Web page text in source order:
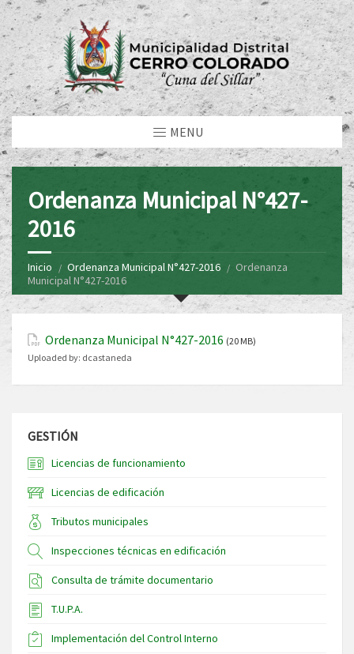
MENU
Ordenanza Municipal N°427-
2016
Inicio Ordenanza Municipal N°427-2016
Ordenanza
Municipal N°427-2016
Ordenanza Municipal N°427-2016 (20 MB)
Uploaded by: dcastaneda
GESTIÓN
Licencias de funcionamiento
Licencias de edificación
Tributos municipales
Inspecciones técnicas en edificación
Consulta de trámite documentario
T.U.P.A.
Implementación del Control Interno